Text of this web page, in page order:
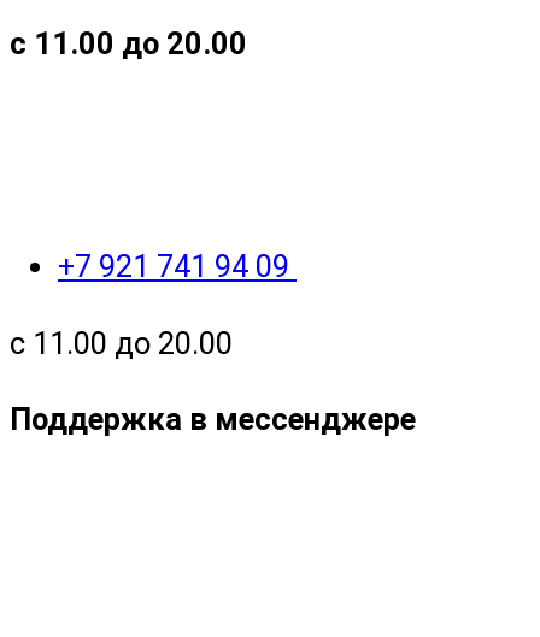
с 11.00 до 20.00
+7 921 741 94 09
с 11.00 до 20.00
Поддержка в мессенджере